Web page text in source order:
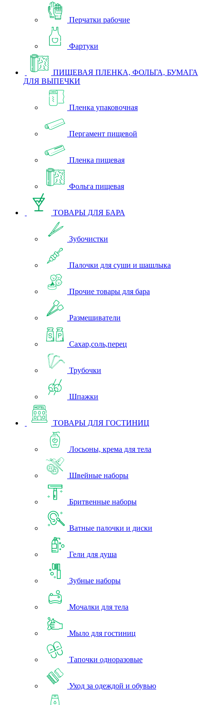
Перчатки рабочие
Фартуки
ПИЩЕВАЯ ПЛЕНКА, ФОЛЬГА, БУМАГА
ДЛЯ ВЫПЕЧКИ
Пленка упаковочная
Пергамент пищевой
Пленка пищевая
Фольга пищевая
ТОВАРЫ ДЛЯ БАРА
Зубочистки
Палочки для суши и шашлыка
Прочие товары для бара
Размешиватели
Сахар,соль,перец
Трубочки
Шпажки
ТОВАРЫ ДЛЯ ГОСТИНИЦ
Лосьоны, крема для тела
Швейные наборы
Бритвенные наборы
Ватные палочки и диски
Гели для душа
Зубные наборы
Мочалки для тела
Мыло для гостиниц
Тапочки одноразовые
Уход за одеждой и обувью